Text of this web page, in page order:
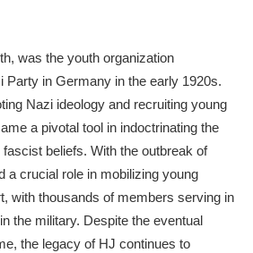
was the youth organization
Party in Germany in the early 1920s.
Nazi ideology and recruiting young
a pivotal tool in indoctrinating the
beliefs. With the outbreak of
a crucial role in mobilizing young
with thousands of members serving in
the military. Despite the eventual
the legacy of HJ continues to